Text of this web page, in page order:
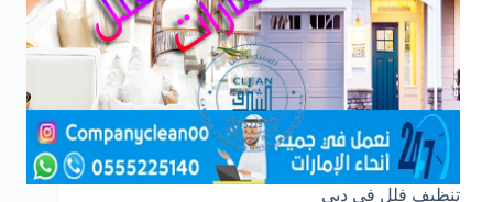
تنظيف فلل في دبي